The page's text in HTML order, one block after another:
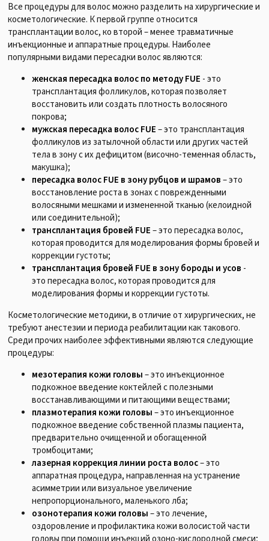
Все процедуры для волос можно разделить на хирургические и
косметологические. К первой группе относится
трансплантации волос, ко второй – менее травматичные
инъекционные и аппаратные процедуры. Наиболее
популярными видами пересадки волос являются:
женская пересадка волос по методу FUE - это
трансплантация фолликулов, которая позволяет
восстановить или создать плотность волосяного
покрова;
мужская пересадка волос FUE– это трансплантация
фолликулов из затылочной области или других частей
тела в зону с их дефицитом (височно-теменная область,
макушка);
пересадка волос FUE в зону рубцов и шрамов– это
восстановление роста в зонах с поврежденными
волосяными мешками и измененной тканью (келоидной
или соединительной);
трансплантация бровей FUE– это пересадка волос,
которая проводится для моделирования формы бровей и
коррекции густоты;
трансплантация бровей FUE в зону бороды и усов -
это пересадка волос, которая проводится для
моделирования формы и коррекции густоты.
Косметологические методики, в отличие от хирургических, не
требуют анестезии и периода реабилитации как такового.
Среди прочих наиболее эффективными являются следующие
процедуры:
мезотерапия кожи головы– это инъекционное
подкожное введение коктейлей с полезными
восстанавливающими и питающими веществами;
плазмотерапия кожи головы– это инъекционное
подкожное введение собственной плазмы пациента,
предварительно очищенной и обогащенной
тромбоцитами;
лазерная коррекция линии роста волос– это
аппаратная процедура, направленная на устранение
асимметрии или визуальное увеличение
непропорционального, маленького лба;
озонотерапия кожи головы– это лечение,
оздоровление и профилактика кожи волосистой части